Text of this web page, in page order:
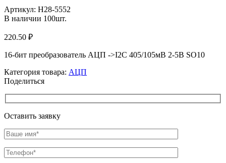
Артикул: H28-5552
В наличии 100шт.
220.50 ₽
16-бит преобразователь АЦП ->I2C 405/105мВ 2-5В SO10
Категория товара: АЦП
Поделиться
Оставить заявку